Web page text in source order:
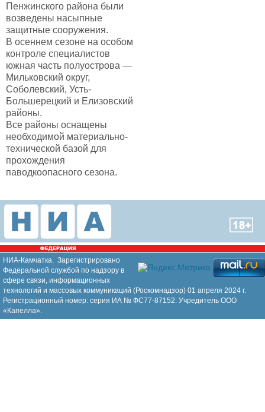
Пенжинского района были
возведены насыпные
защитные сооружения.
В осеннем сезоне на особом
контроле специалистов
южная часть полуострова —
Мильковский округ,
Соболевский, Усть-
Большерецкий и Елизовский
районы.
Все районы оснащены
необходимой материально-
технической базой для
прохождения
паводкоопасного сезона.
НИА-Камчатка. Зарегистрировано
Федеральной службой по надзору в
сфере связи, информационных
технологий и массовых коммуникаций (Роскомнадзор) 01 апреля 2024 г.
Регистрационный номер: серия ИА № ФС77-87152. Учредитель ООО
«Капелла».